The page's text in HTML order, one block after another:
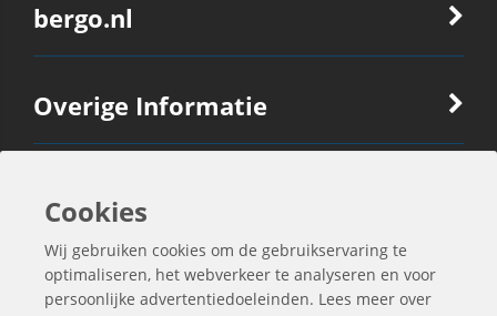
bergo.nl
Overige Informatie
Ook Interessant
Contactgegevens
Cookies
Wij gebruiken cookies om de gebruikservaring te
optimaliseren, het webverkeer te analyseren en voor
persoonlijke advertentiedoeleinden. Lees meer over